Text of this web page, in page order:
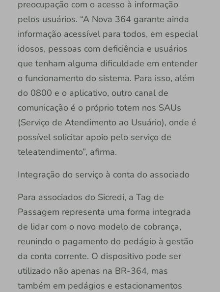
preocupação com o acesso à informação
pelos usuários. “A Nova 364 garante ainda
informação acessível para todos, em especial
idosos, pessoas com deficiência e usuários
que tenham alguma dificuldade em entender
o funcionamento do sistema. Para isso, além
do 0800 e o aplicativo, outro canal de
comunicação é o próprio totem nos SAUs
(Serviço de Atendimento ao Usuário), onde é
possível solicitar apoio pelo serviço de
teleatendimento”, afirma.
Integração do serviço à conta do associado
Para associados do Sicredi, a Tag de
Passagem representa uma forma integrada
de lidar com o novo modelo de cobrança,
reunindo o pagamento do pedágio à gestão
da conta corrente. O dispositivo pode ser
utilizado não apenas na BR-364, mas
também em pedágios e estacionamentos